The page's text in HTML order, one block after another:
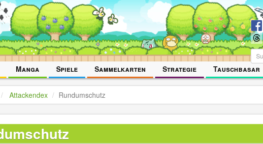
Manga Spiele Sammelkarten Strategie Tauschbasar
Attackendex Rundumschutz